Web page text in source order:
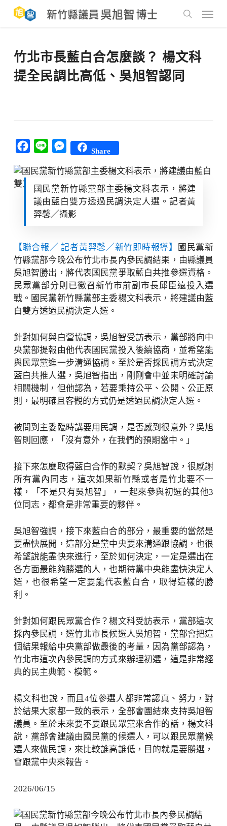
main
Menu
竹北市長藍白合怎麼談？ 楊文科
提全民調比高低、吳旭智認同
Facebook
Line Messenger
Share
國民黨新竹縣黨部主委楊文科表示，將建
議由藍白雙方透過民調決定人選。記者黃
羿馨／攝影
【聯合報／ 記者黃羿馨／新竹即時報導】
國民黨新
竹縣黨部今晚公布竹北市長內參民調結果，由縣議員
吳旭智勝出，將代表國民黨爭取藍白共推參選資格。
民眾黨部分則已徵召新竹市前副市長邱臣遠投入選
戰。國民黨新竹縣黨部主委楊文科表示，將建議由藍
白雙方透過民調決定人選。
針對如何與白營協調，吳旭智受訪表示，黨部將向中
央黨部提報由他代表國民黨投入後續協商，並希望能
與民眾黨進一步溝通協調。至於是否採民調方式決定
藍白共推人選，吳旭智指出，剛剛會中並未明確討論
相關機制，但他認為，若要秉持公平、公開、公正原
則，最明確且客觀的方式仍是透過民調決定人選。
被問到主委臨時講要用民調，是否感到很意外？吳旭
智則回應，「沒有意外，在我們的預期當中。」
接下來怎麼取得藍白合作的默契？吳旭智說，很感謝
所有黨內同志，這次如果新竹縣或者是竹北要不一
樣，「不是只有吳旭智」，一起來參與初選的其他3
位同志，都會是非常重要的夥伴。
吳旭智強調，接下來藍白合的部分，最重要的當然是
要盡快展開，這部分是黨中央要來溝通跟協調，也很
希望說能盡快來進行，至於如何決定，一定是選出在
各方面最能夠勝選的人，也期待黨中央能盡快決定人
選，也很希望一定要能代表藍白合，取得這樣的勝
利。
針對如何跟民眾黨合作？楊文科受訪表示，黨部這次
採內參民調，選竹北市長候選人吳旭智，黨部會把這
個結果報給中央黨部做最後的考量，因為黨部認為，
竹北市這次內參民調的方式來辦理初選，這是非常經
典的民主典範、模範。
楊文科也說，而且4位參選人都非常認真、努力，對
於結果大家都一致的表示，全部會團結來支持吳旭智
議員。至於未來要不要跟民眾黨來合作的話，楊文科
說，黨部會建議由國民黨的候選人，可以跟民眾黨候
選人來做民調，來比較誰高誰低，目的就是要勝選，
會跟黨中央來報告。
2026/06/15